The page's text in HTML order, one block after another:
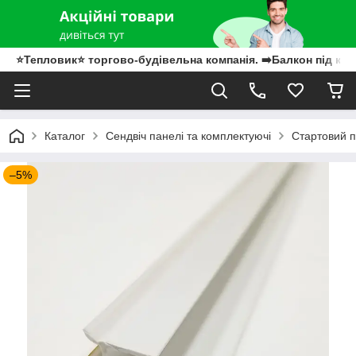
⭐Тепловик⭐ торгово-будівельна компанія. ➡️Балкон під
Каталог Сендвіч панелі та комплектуючі Стартовий
–5%